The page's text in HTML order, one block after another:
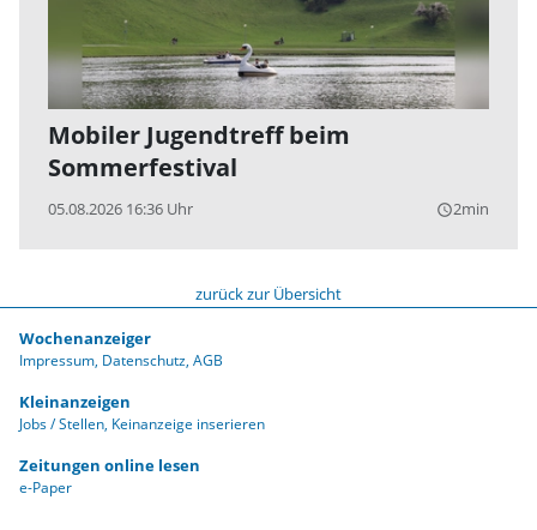
Mobiler Jugendtreff beim
Sommerfestival
05.08.2026 16:36 Uhr query_builder2min
zurück zur Übersicht
Wochenanzeiger
Impressum Datenschutz AGB
Kleinanzeigen
Jobs / Stellen Keinanzeige inserieren
Zeitungen online lesen
e-Paper